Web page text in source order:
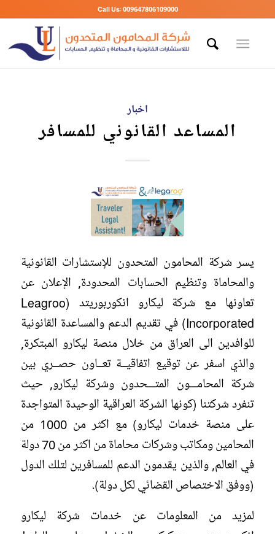
Call Us: 009647806109000
اخبار
المساعد القانوني للمسافر
يسر شركة المحامون المتحدون للإستشارات القانونية
والمحاماة وتنظيم الحسابات المحدودة, الإعلان عن
تعاونها مع شركة ليكارو انكوربوريتد (Leagroo
Incorporated) في تقديم الدعم والمساعدة القانونية
للوافدين الى العراق من خلال منصة ليكارو المبتكرة,
والذي اسفر عن توقيع اتفاقيــة تعــاون حصــري بين
شركة المحامـــون المتـــحدون وشركة ليكارو, حيث
تنفرد شركتنا (كونها الشركة العراقية الوحيدة المتواجدة
على منصة خدمات ليكارو) مع اكثر من 1000 من
المحامين ومكاتب وشركات محاماة من اكثر من 70 دولة
في العالم, والذين يقدمون الدعم للمسافرين لتلك الدول
(ووفق الاختصاص القضائي لكل دولة).
لمزيد من المعلومات عن خدمات شركة ليكارو